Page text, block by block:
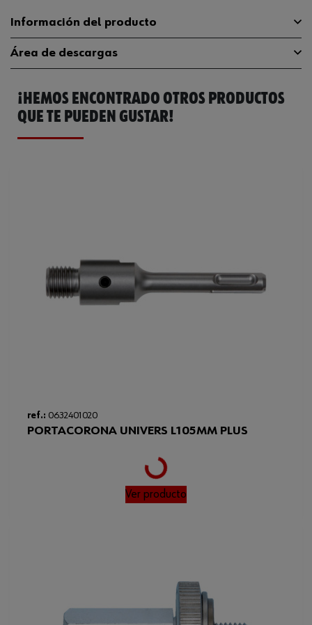
Información del producto
16
Tipo de rosca UNF
Área de descargas
Catálogo General 0668690412
¡HEMOS ENCONTRADO OTROS PRODUCTOS
QUE TE PUEDEN GUSTAR!
ref.: 0632401020
PORTACORONA UNIVERS L105MM PLUS
Loading...
Ver producto